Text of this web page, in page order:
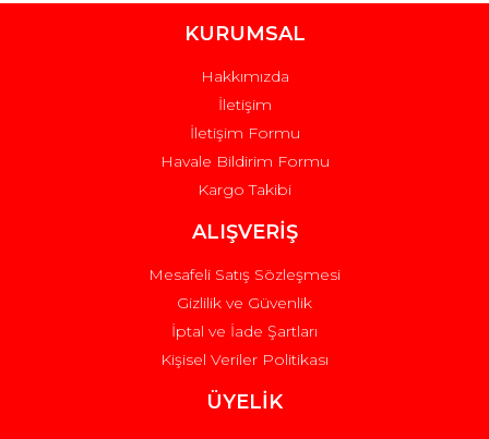
KURUMSAL
Hakkımızda
İletişim
İletişim Formu
Havale Bildirim Formu
Kargo Takibi
ALIŞVERİŞ
Mesafeli Satış Sözleşmesi
Gizlilik ve Güvenlik
İptal ve İade Şartları
Kişisel Veriler Politikası
ÜYELİK